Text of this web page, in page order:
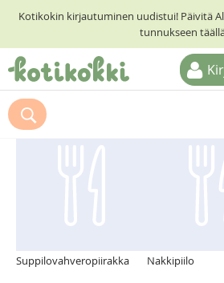
Kotikokin kirjautuminen uudistui! Päivitä
tunnukseen
ETUSIVU
RESEPTIHAKU
Suosittelemme myös
Suppilovahveropiirakka Nakkipiilo